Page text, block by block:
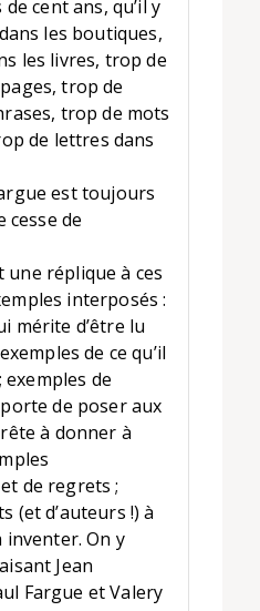
cent ans, qu’il y
les boutiques,
les livres, trop de
trop de
trop de mots
de lettres dans
est toujours
cesse de
une réplique à ces
interposés :
mérite d’être lu
de ce qu’il
de
de poser aux
à donner à
de regrets ;
(et d’auteurs !) à
On y
Jean
Fargue et Valery